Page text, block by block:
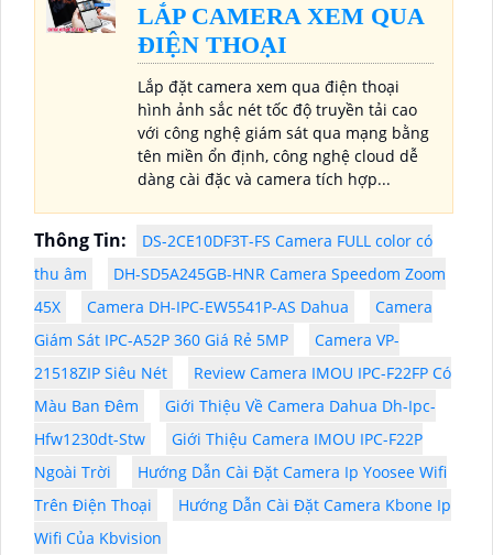
LẮP CAMERA XEM QUA
ĐIỆN THOẠI
Lắp đặt camera xem qua điện thoại
hình ảnh sắc nét tốc độ truyền tải cao
với công nghệ giám sát qua mạng bằng
tên miền ổn định, công nghệ cloud dễ
dàng cài đặc và camera tích hợp...
Thông Tin:
DS-2CE10DF3T-FS Camera FULL color có
thu âm
DH-SD5A245GB-HNR Camera Speedom Zoom
45X
Camera DH-IPC-EW5541P-AS Dahua
Camera
Giám Sát IPC-A52P 360 Giá Rẻ 5MP
Camera VP-
21518ZIP Siêu Nét
Review Camera IMOU IPC-F22FP Có
Màu Ban Đêm
Giới Thiệu Về Camera Dahua Dh-Ipc-
Hfw1230dt-Stw
Giới Thiệu Camera IMOU IPC-F22P
Ngoài Trời
Hướng Dẫn Cài Đặt Camera Ip Yoosee Wifi
Trên Điện Thoại
Hướng Dẫn Cài Đặt Camera Kbone Ip
Wifi Của Kbvision